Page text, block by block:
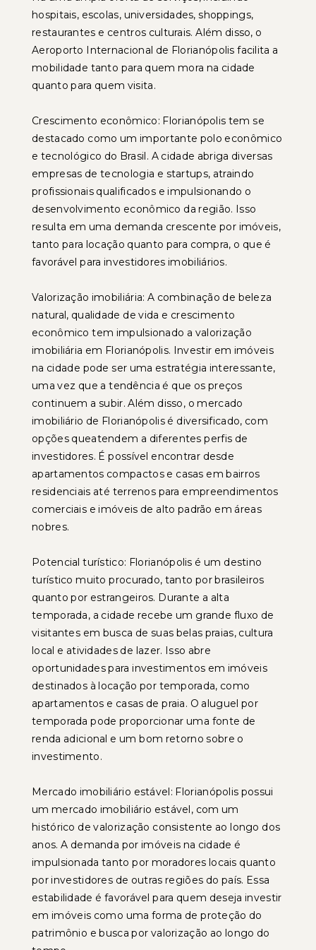
hospitais, escolas, universidades, shoppings,
restaurantes e centros culturais. Além disso, o
Aeroporto Internacional de Florianópolis facilita a
mobilidade tanto para quem mora na cidade
quanto para quem visita.
Crescimento econômico: Florianópolis tem se
destacado como um importante polo econômico
e tecnológico do Brasil. A cidade abriga diversas
empresas de tecnologia e startups, atraindo
profissionais qualificados e impulsionando o
desenvolvimento econômico da região. Isso
resulta em uma demanda crescente por imóveis,
tanto para locação quanto para compra, o que é
favorável para investidores imobiliários.
Valorização imobiliária: A combinação de beleza
natural, qualidade de vida e crescimento
econômico tem impulsionado a valorização
imobiliária em Florianópolis. Investir em imóveis
na cidade pode ser uma estratégia interessante,
uma vez que a tendência é que os preços
continuem a subir. Além disso, o mercado
imobiliário de Florianópolis é diversificado, com
opções queatendem a diferentes perfis de
investidores. É possível encontrar desde
apartamentos compactos e casas em bairros
residenciais até terrenos para empreendimentos
comerciais e imóveis de alto padrão em áreas
nobres.
Potencial turístico: Florianópolis é um destino
turístico muito procurado, tanto por brasileiros
quanto por estrangeiros. Durante a alta
temporada, a cidade recebe um grande fluxo de
visitantes em busca de suas belas praias, cultura
local e atividades de lazer. Isso abre
oportunidades para investimentos em imóveis
destinados à locação por temporada, como
apartamentos e casas de praia. O aluguel por
temporada pode proporcionar uma fonte de
renda adicional e um bom retorno sobre o
investimento.
Mercado imobiliário estável: Florianópolis possui
um mercado imobiliário estável, com um
histórico de valorização consistente ao longo dos
anos. A demanda por imóveis na cidade é
impulsionada tanto por moradores locais quanto
por investidores de outras regiões do país. Essa
estabilidade é favorável para quem deseja investir
em imóveis como uma forma de proteção do
patrimônio e busca por valorização ao longo do